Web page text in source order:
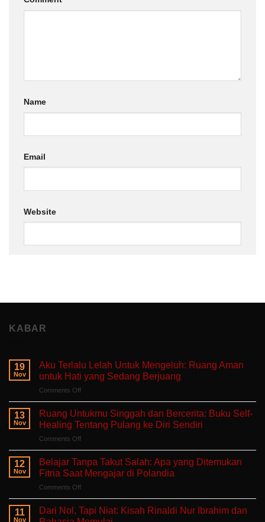
Name
Email
Website
KABAR
19
Nov
Aku Terlalu Lelah Untuk Mengeluh: Ruang Aman
untuk Hati yang Sedang Berjuang
Comments Offon
Terlalu
Untuk
Mengeluh:
Ruang
Aman
untuk
Sedang
Berjuang
13
Nov
Ruang Untukmu Singgah dan Bercerita: Buku Self-
Healing Tentang Pulang ke Diri Sendiri
Comments Offon
Untukmu
Singgah
dan
Bercerita:
Buku
Self-
Healing
12
Nov
Belajar Tanpa Takut Salah: Apa yang Ditemukan
Fitria Saat Mengajar di Polandia
Comments Offon
Tanpa
Takut
11
Nov
Dari Nol, Tapi Niat: Kisah Rinaldi Nur Ibrahim dan